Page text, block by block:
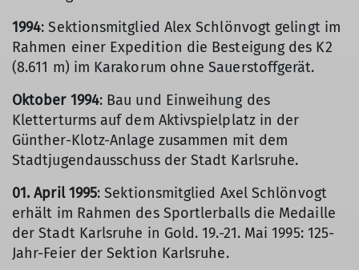
1994: Sektionsmitglied Alex Schlönvogt gelingt im
Rahmen einer Expedition die Besteigung des K2
(8.611 m) im Karakorum ohne Sauerstoffgerät.
Oktober 1994: Bau und Einweihung des
Kletterturms auf dem Aktivspielplatz in der
Günther-Klotz-Anlage zusammen mit dem
Stadtjugendausschuss der Stadt Karlsruhe.
01. April 1995: Sektionsmitglied Axel Schlönvogt
erhält im Rahmen des Sportlerballs die Medaille
der Stadt Karlsruhe in Gold. 19.-21. Mai 1995: 125-
Jahr-Feier der Sektion Karlsruhe.